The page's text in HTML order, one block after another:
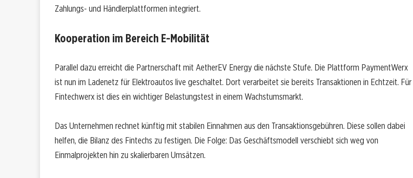
Zahlungs- und Händlerplattformen integriert.
Kooperation im Bereich E-Mobilität
Parallel dazu erreicht die Partnerschaft mit AetherEV Energy die nächste Stufe. Die Plattform PaymentWerx
ist nun im Ladenetz für Elektroautos live geschaltet. Dort verarbeitet sie bereits Transaktionen in Echtzeit. Für
Fintechwerx ist dies ein wichtiger Belastungstest in einem Wachstumsmarkt.
Das Unternehmen rechnet künftig mit stabilen Einnahmen aus den Transaktionsgebühren. Diese sollen dabei
helfen, die Bilanz des Fintechs zu festigen. Die Folge: Das Geschäftsmodell verschiebt sich weg von
Einmalprojekten hin zu skalierbaren Umsätzen.